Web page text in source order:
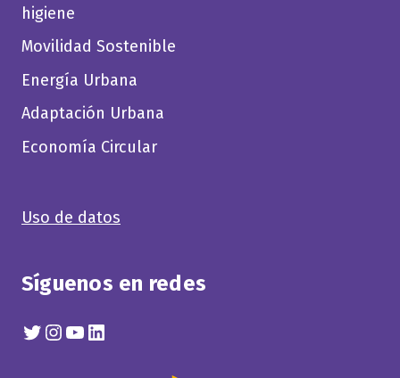
higiene
Movilidad Sostenible
Energía Urbana
Adaptación Urbana
Economía Circular
Uso de datos
Síguenos en redes
Twitter
Instagram
YouTube
Linkedin